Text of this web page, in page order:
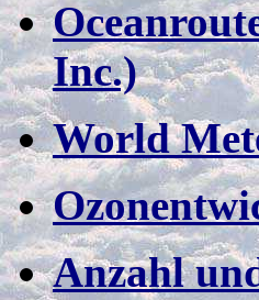
Inc.)
World
Anzahl